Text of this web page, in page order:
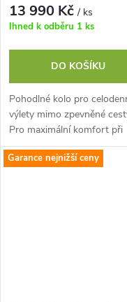
13 990 Kč/ ks
Ihned k odběru 1 ks
DO KOŠÍKU
Pohodlné kolo pro
výlety mimo zpevněné
Pro maximální komfort při
zachování sportovního
charakteru kola osazujeme
Garance nejnižší ceny